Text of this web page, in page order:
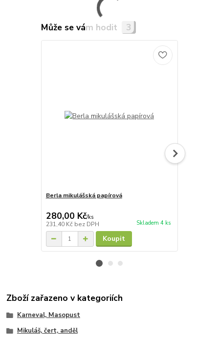
Může se vám hodit 3
Berla mikulášská papírová
280,00 Kč/ks
231,40 Kč bez DPH Skladem 4 ks
Koupit
Zboží zařazeno v kategoriích
Karneval, Masopust
Mikuláš, čert, anděl